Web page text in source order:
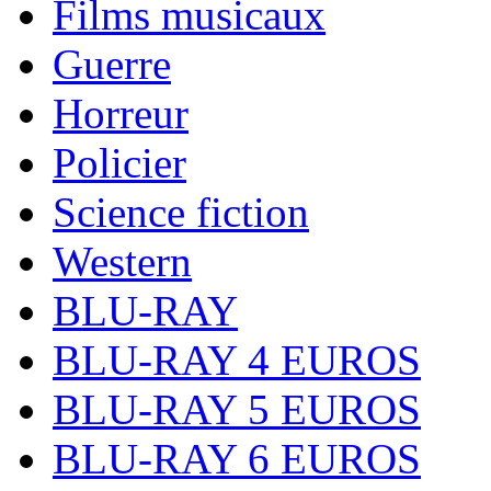
Films musicaux
Guerre
Horreur
Policier
Science fiction
Western
BLU-RAY
BLU-RAY 4 EUROS
BLU-RAY 5 EUROS
BLU-RAY 6 EUROS